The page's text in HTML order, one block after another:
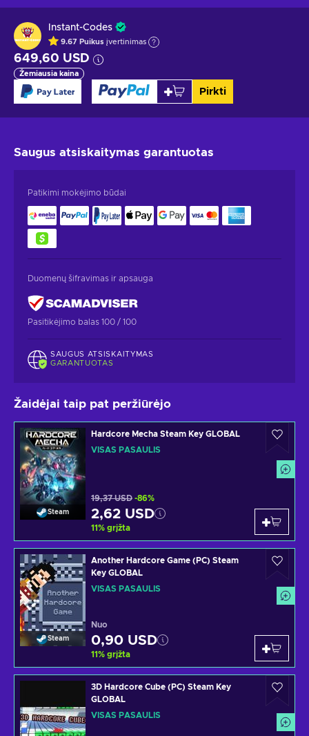
Instant-Codes
9.67 Puikus įvertinimas
649,60 USD
Žemiausia kaina
Pirkti
Saugus atsiskaitymas garantuotas
Patikimi mokėjimo būdai
Duomenų šifravimas ir apsauga
Pasitikėjimo balas 100 / 100
SAUGUS ATSISKAITYMAS
GARANTUOTAS
Žaidėjai taip pat peržiūrėjo
Steam
Hardcore Mecha Steam Key GLOBAL
VISAS PASAULIS
19,37 USD -86%
2,62 USD
11% grįžta
Steam
Another Hardcore Game (PC) Steam
Key GLOBAL
VISAS PASAULIS
Nuo
0,90 USD
11% grįžta
3D Hardcore Cube (PC) Steam Key
GLOBAL
VISAS PASAULIS